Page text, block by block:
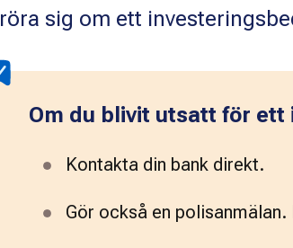
röra sig om ett
Om du blivit utsatt för
Kontakta din bank direkt.
Gör också en